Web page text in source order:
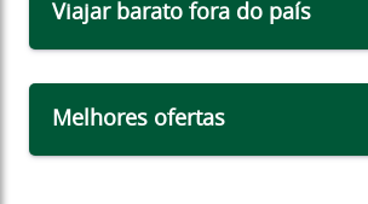
Viajar barato fora do país
Melhores ofertas